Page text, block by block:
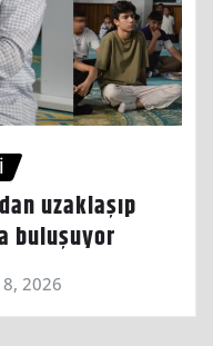
uzaklaşıp
buluşuyor
2026